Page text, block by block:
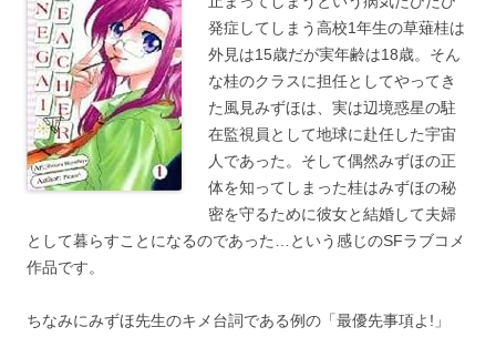
発症してしまう高校1年生の草薙桂は
外見は15歳だが実年齢は18歳。そん
な桂のクラスに担任としてやってき
た風見みずほは、実は辺境惑星の駐
在監視員として地球に赴任した宇宙
人であった。そして偶然みずほの正
体を知ってしまった桂はみずほの秘
密を守るために彼女と結婚して夫婦
として暮らすことになるのであった…という感じのSFラブコメ
作品です。
ちなみにみずほ先生のキメ台詞である例の「最優先事項よ!」